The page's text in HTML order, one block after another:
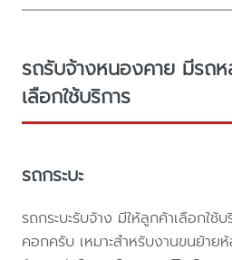
รถรับจ้างหนองคาย มีรถห
เลือกใช้บริการ
รถกระบะ
รถกระบะรับจ้าง มีให้ลูกค้าเลือกใ
คอกครับ เหมาะสำหรับงานขนย้า